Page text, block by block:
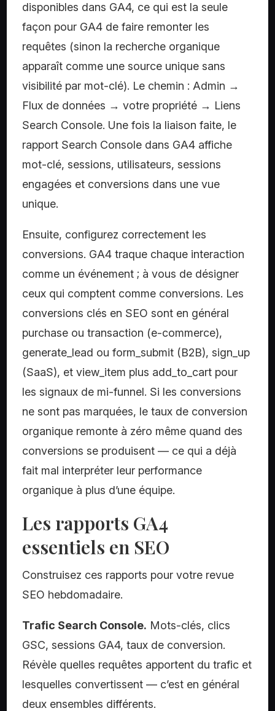
disponibles dans GA4, ce qui est la seule
façon pour GA4 de faire remonter les
requêtes (sinon la recherche organique
apparaît comme une source unique sans
visibilité par mot-clé). Le chemin : Admin →
Flux de données → votre propriété → Liens
Search Console. Une fois la liaison faite, le
rapport Search Console dans GA4 affiche
mot-clé, sessions, utilisateurs, sessions
engagées et conversions dans une vue
unique.
Ensuite, configurez correctement les
conversions. GA4 traque chaque interaction
comme un événement ; à vous de désigner
ceux qui comptent comme conversions. Les
conversions clés en SEO sont en général
purchase ou transaction (e-commerce),
generate_lead ou form_submit (B2B), sign_up
(SaaS), et view_item plus add_to_cart pour
les signaux de mi-funnel. Si les conversions
ne sont pas marquées, le taux de conversion
organique remonte à zéro même quand des
conversions se produisent — ce qui a déjà
fait mal interpréter leur performance
organique à plus d’une équipe.
Les rapports GA4
essentiels en SEO
Construisez ces rapports pour votre revue
SEO hebdomadaire.
Trafic Search Console. Mots-clés, clics
GSC, sessions GA4, taux de conversion.
Révèle quelles requêtes apportent du trafic et
lesquelles convertissent — c’est en général
deux ensembles différents.